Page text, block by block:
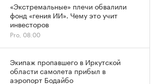
«Экстремальные» плечи обвалили
фонд «гения ИИ». Чему это учит
инвесторов
Pro, 08:00
Экипаж пропавшего в Иркутской
области самолета прибыл в
аэропорт Бодайбо